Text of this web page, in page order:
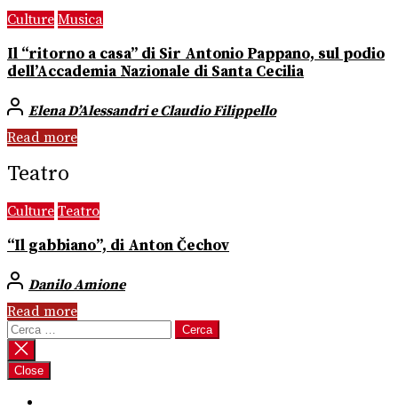
Culture Musica
Il “ritorno a casa” di Sir Antonio Pappano, sul podio
dell’Accademia Nazionale di Santa Cecilia
Elena D’Alessandri e Claudio Filippello
Read more
Teatro
Culture Teatro
“Il gabbiano”, di Anton Čechov
Danilo Amione
Read more
Ricerca
per:
Close